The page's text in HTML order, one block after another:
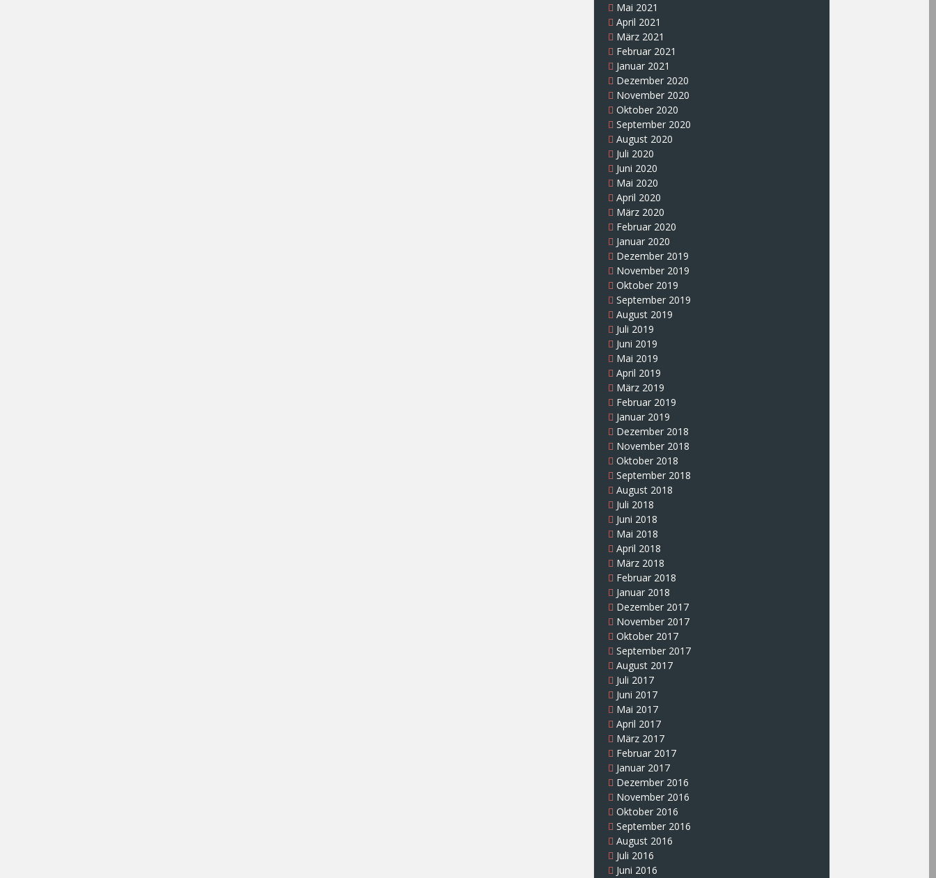
Mai 2021
April 2021
März 2021
Februar 2021
Januar 2021
Dezember 2020
November 2020
Oktober 2020
September 2020
August 2020
Juli 2020
Juni 2020
Mai 2020
April 2020
März 2020
Februar 2020
Januar 2020
Dezember 2019
November 2019
Oktober 2019
September 2019
August 2019
Juli 2019
Juni 2019
Mai 2019
April 2019
März 2019
Februar 2019
Januar 2019
Dezember 2018
November 2018
Oktober 2018
September 2018
August 2018
Juli 2018
Juni 2018
Mai 2018
April 2018
März 2018
Februar 2018
Januar 2018
Dezember 2017
November 2017
Oktober 2017
September 2017
August 2017
Juli 2017
Juni 2017
Mai 2017
April 2017
März 2017
Februar 2017
Januar 2017
Dezember 2016
November 2016
Oktober 2016
September 2016
August 2016
Juli 2016
Juni 2016